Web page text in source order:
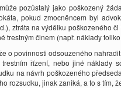
pozůstalý jako poškozený
pokud zmocněncem byl
ztráta na výdělku poškozeného
trestným činem (např. náklady
o povinnosti odsouzeného
řízení, nebo jiné náklady
na návrh poškozeného
rozsudku, jinak zaniká, a to s tím,